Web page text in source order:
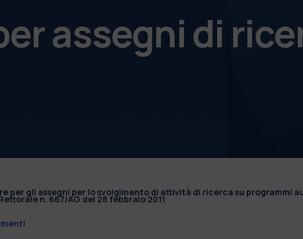
assegni di
per gli assegni per lo svolgimento di attività di ricerca su programmi
n. 667/AG del 28 febbraio 2011